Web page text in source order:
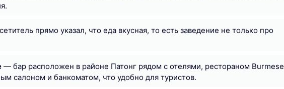
прямо указал, что еда вкусная, то есть заведение не только про
— бар расположен в районе Патонг рядом с отелями, рестораном Burmese
салоном и банкоматом, что удобно для туристов.